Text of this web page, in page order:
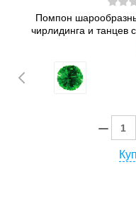
Помпон
чирлидинга и танцев